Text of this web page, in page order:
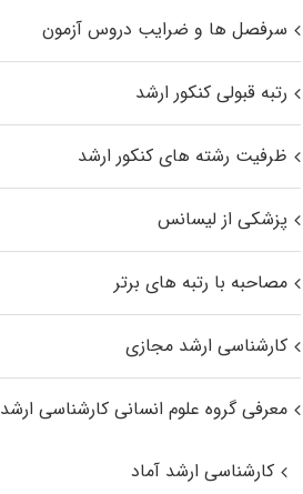
سرفصل ها و ضرایب دروس آزمون
رتبه قبولی کنکور ارشد
ظرفیت رشته های کنکور ارشد
پزشکی از لیسانس
مصاحبه با رتبه های برتر
کارشناسی ارشد مجازی
معرفی گروه علوم انسانی کارشناسی ارشد
کارشناسی ارشد آماد